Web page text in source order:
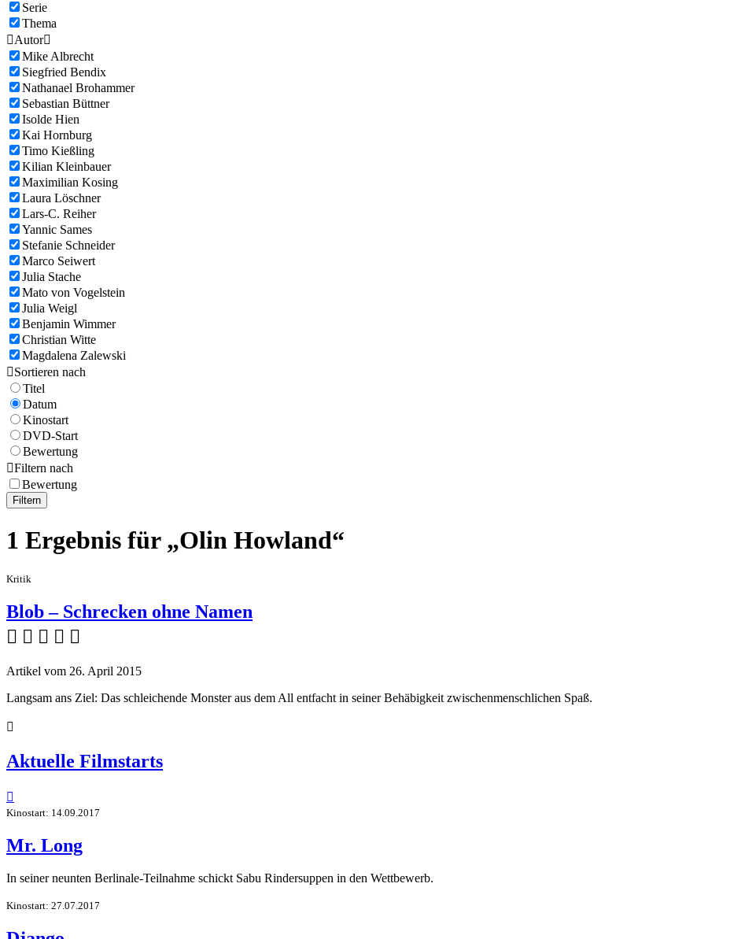
Serie
Thema
Autor
Mike Albrecht
Siegfried Bendix
Nathanael Brohammer
Sebastian Büttner
Isolde Hien
Kai Hornburg
Timo Kießling
Kilian Kleinbauer
Maximilian Kosing
Laura Löschner
Lars-C. Reiher
Yannic Sames
Stefanie Schneider
Marco Seiwert
Julia Stache
Mato von Vogelstein
Julia Weigl
Benjamin Wimmer
Christian Witte
Magdalena Zalewski
Sortieren nach
Titel
Datum
Kinostart
DVD-Start
Bewertung
Filtern nach
Bewertung
Filtern
1 Ergebnis für „Olin Howland“
Kritik
Blob – Schrecken ohne Namen
    
Artikel vom 26. April 2015
Langsam ans Ziel: Das schleichende Monster aus dem All entfacht in seiner Behäbigkeit zwischenmenschlichen Spaß.

Aktuelle Filmstarts

Kinostart: 14.09.2017
Mr. Long
In seiner neunten Berlinale-Teilnahme schickt Sabu Rindersuppen in den Wettbewerb.
Kinostart: 27.07.2017